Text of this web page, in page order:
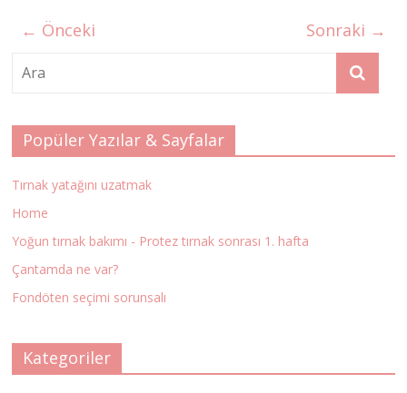
← Önceki Sonraki →
Popüler Yazılar & Sayfalar
Tırnak yatağını uzatmak
Home
Yoğun tırnak bakımı - Protez tırnak sonrası 1. hafta
Çantamda ne var?
Fondöten seçimi sorunsalı
Kategoriler